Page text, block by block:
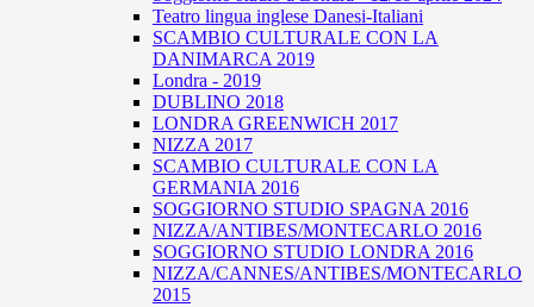
Teatro lingua inglese Danesi-Italiani
SCAMBIO CULTURALE CON LA
DANIMARCA 2019
Londra - 2019
DUBLINO 2018
LONDRA GREENWICH 2017
NIZZA 2017
SCAMBIO CULTURALE CON LA
GERMANIA 2016
SOGGIORNO STUDIO SPAGNA 2016
NIZZA/ANTIBES/MONTECARLO 2016
SOGGIORNO STUDIO LONDRA 2016
NIZZA/CANNES/ANTIBES/MONTECARLO
2015